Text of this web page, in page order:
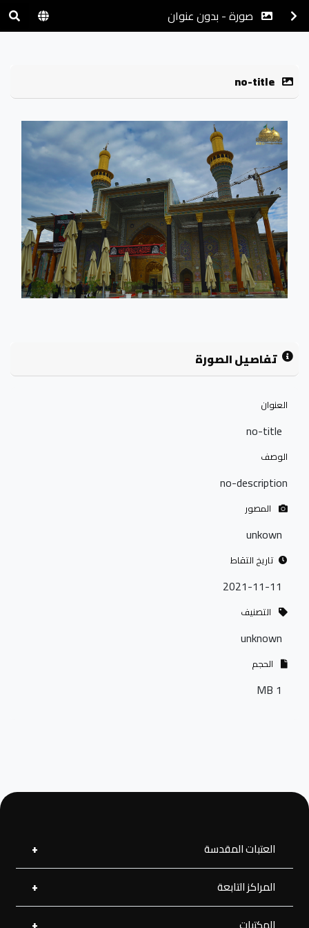
صورة - بدون عنوان
no-title
تفاصيل الصورة
العنوان
no-title
الوصف
no-description
المصور
unkown
تاريخ التقاط
2021-11-11
التصنيف
unknown
الحجم
1 MB
العتبات المقدسة
العتبة العلوية المقدسة
العتبة الحسينية المقدسة
المراكز التابعة